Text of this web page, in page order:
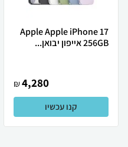
Apple Apple iPhone 17
256GB אייפון יבואן...
4,280
₪
קנו עכשיו